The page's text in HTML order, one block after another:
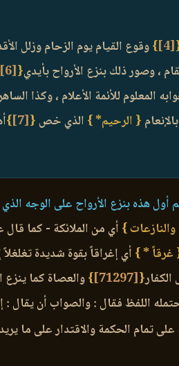
[4]
}وقوع القيام يوم الزحام وزلل
، وصور ذلك بنزع الأرواح بأيدي{
[6]
المعلوم للأئمة الأعلام ، وكذا
{ الرحيم* } الذي خص {
[7]
}
أول هذه بنزع الأرواح على الوجه
} أي من الملائكة - كما
غرقاً * } أي إغراقاً بقوة شديدة
{
[71297]
}والعصاة كما
اللفظ فقال : والصواب أن
على تمام الحكمة والاقتدار على ما